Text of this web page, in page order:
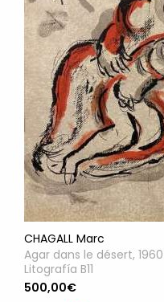
CHAGALL Marc
Agar dans le désert, 1960
Litografía B11
500,00€